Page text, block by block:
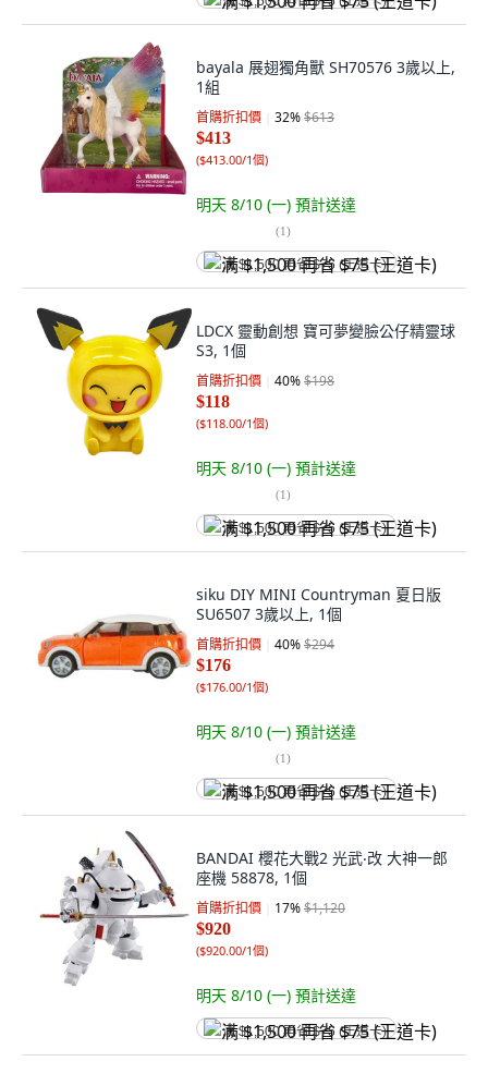
bayala 展翅獨角獸 SH70576 3歲以上,
1組
首購折扣價 32%$613
$413
($413.00/1個)
明天 8/10 (一) 預計送達
(1)
满 $1,500 再省 $75 (王道卡)
LDCX 靈動創想 寶可夢變臉公仔精靈球
S3, 1個
首購折扣價 40%$198
$118
($118.00/1個)
明天 8/10 (一) 預計送達
(1)
满 $1,500 再省 $75 (王道卡)
siku DIY MINI Countryman 夏日版
SU6507 3歲以上, 1個
首購折扣價 40%$294
$176
($176.00/1個)
明天 8/10 (一) 預計送達
(1)
满 $1,500 再省 $75 (王道卡)
BANDAI 櫻花大戰2 光武‧改 大神一郎
座機 58878, 1個
首購折扣價 17%$1,120
$920
($920.00/1個)
明天 8/10 (一) 預計送達
满 $1,500 再省 $75 (王道卡)